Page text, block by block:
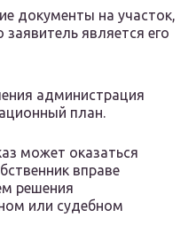
документы на участок,
является его
администрация
план.
может оказаться
вправе
решения
или судебном